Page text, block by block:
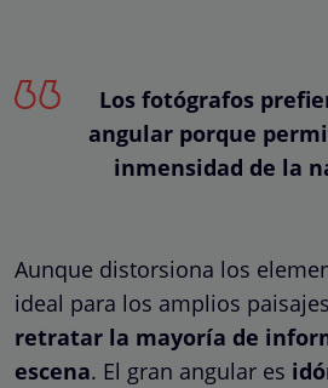
Los fotógrafos
angular porque
inmensidad de la
Aunque distorsiona los
ideal para los amplios
retratar la mayoría de
escena. El gran angular es